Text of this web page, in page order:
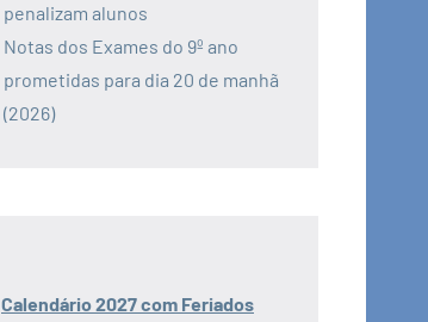
penalizam alunos
Notas dos Exames do 9º ano
prometidas para dia 20 de manhã
(2026)
Calendário 2027 com Feriados